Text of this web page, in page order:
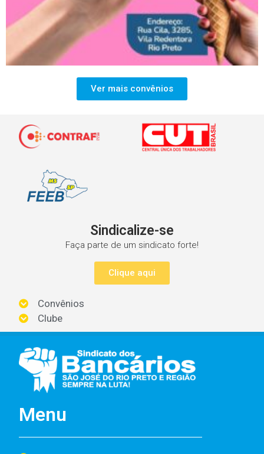
Ver mais convênios
Sindicalize-se
Faça parte de um sindicato forte!
Clique aqui
Convênios
Clube
Menu